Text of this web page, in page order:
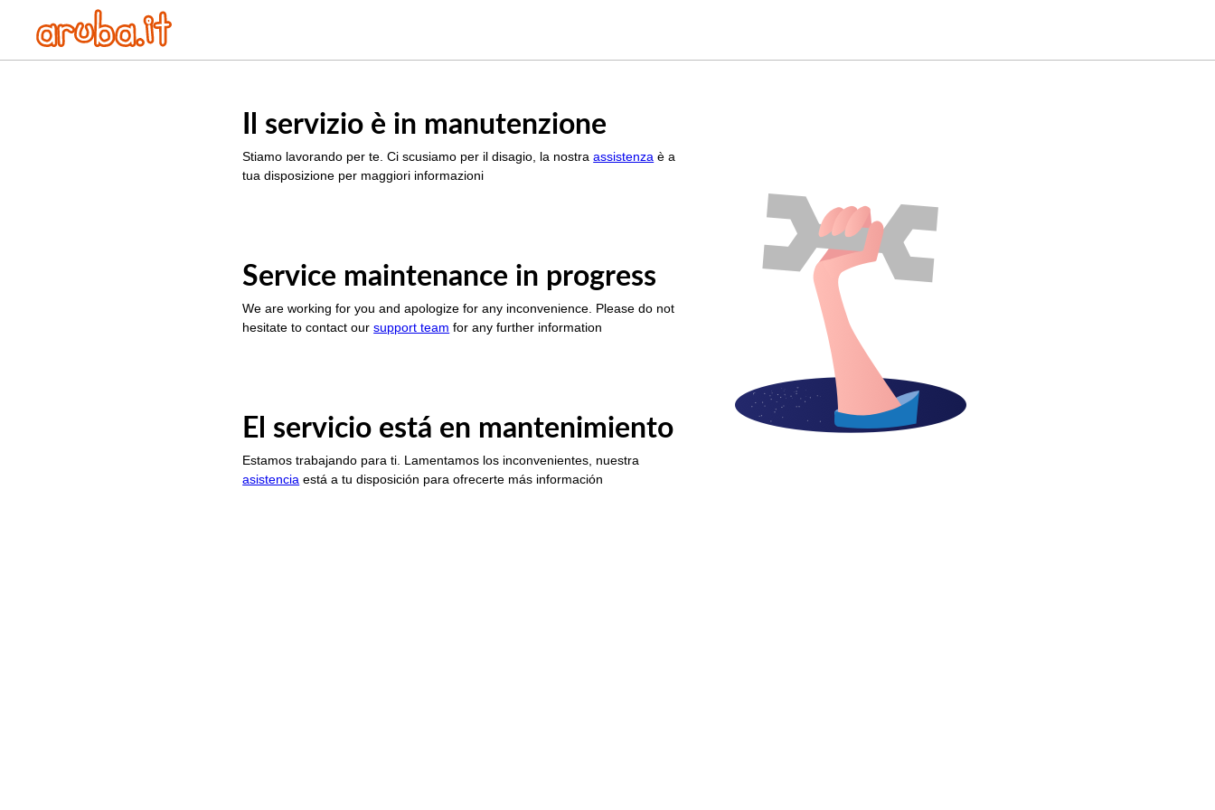
Il servizio è in manutenzione
Stiamo lavorando per te. Ci scusiamo per il disagio, la nostraassistenza è a
tua disposizione per maggiori informazioni
Service maintenance in progress
We are working for you and apologize for any inconvenience. Please do not
hesitate to contact oursupport team for any further information
El servicio está en mantenimiento
Estamos trabajando para ti. Lamentamos los inconvenientes, nuestra
asistencia está a tu disposición para ofrecerte más información